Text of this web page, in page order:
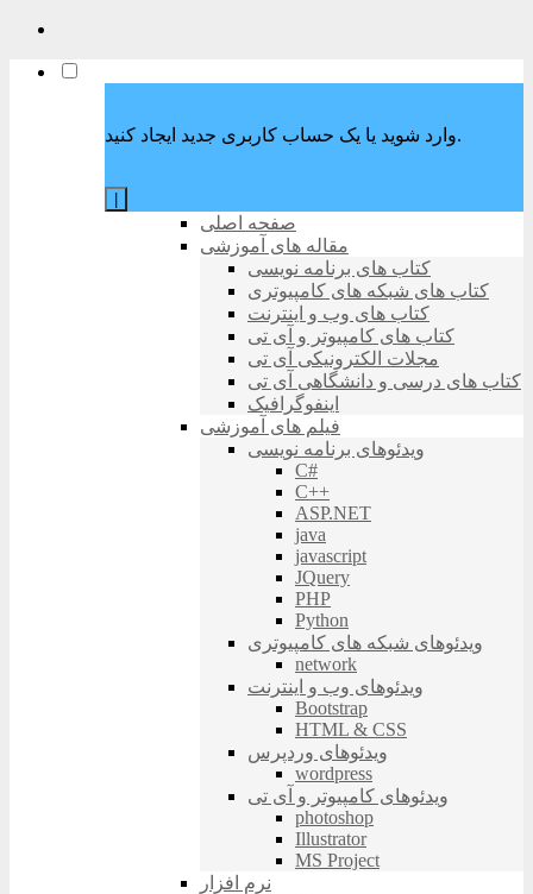
وارد شوید یا یک حساب کاربری جدید ایجاد کنید.
صفحه اصلی
مقاله های آموزشی
کتاب های برنامه نویسی
کتاب های شبکه های کامپیوتری
کتاب های وب و اینترنت
کتاب های کامپیوتر و آی تی
مجلات الکترونیکی آی تی
کتاب های درسی و دانشگاهی آی تی
اینفوگرافیک
فیلم های آموزشی
ویدئوهای برنامه نویسی
C#
C++
ASP.NET
java
javascript
JQuery
PHP
Python
ویدئوهای شبکه های کامپیوتری
network
ویدئوهای وب و اینترنت
Bootstrap
HTML & CSS
ویدئوهای وردپرس
wordpress
ویدئوهای کامپیوتر و آی تی
photoshop
Illustrator
MS Project
نرم افزار